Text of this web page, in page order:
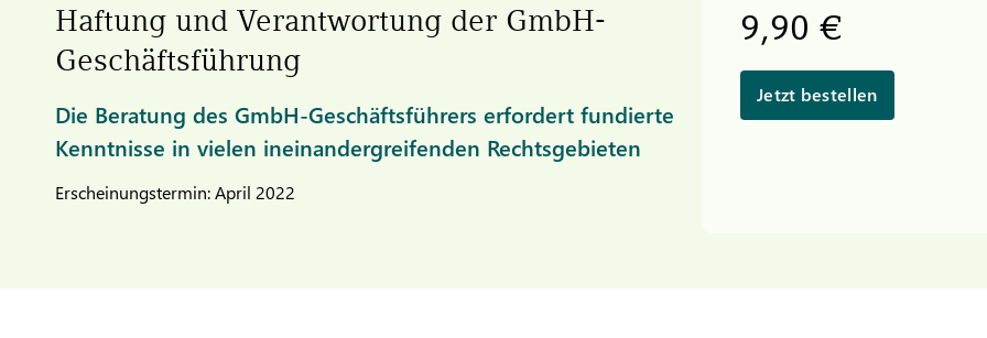
Haftung und Verantwortung der GmbH-
Geschäftsführung
Die Beratung des GmbH-Geschäftsführers erfordert fundierte
Kenntnisse in vielen ineinandergreifenden Rechtsgebieten
Erscheinungstermin: April 2022
9,90 €
Jetzt bestellen